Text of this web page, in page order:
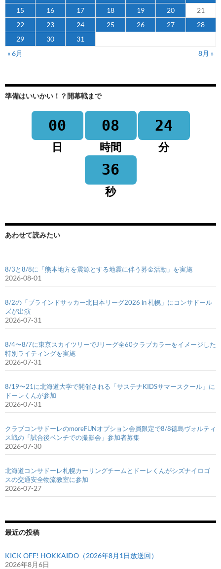
15
16 17 18 19 20
21
22
23 24 25 26 27
28
29
30
31
« 6月
8月 »
準備はいいかい！？開幕戦まで
00
日
08
時間
24
分
36
秒
あわせて読みたい
8/3と8/8に「熊本地方を震源とする地震に伴う募金活動」を実施
2026-08-01
8/2の「ブラインドサッカー北日本リーグ2026 in 札幌」にコンサドール
ズが出演
2026-07-31
8/4〜8/7に東京スカイツリーでJリーグ全60クラブカラーをイメージした
特別ライティングを実施
2026-07-31
8/19〜21に北海道大学で開催される「サステナKIDSサマースクール」に
ドーレくんが参加
2026-07-31
クラブコンサドーレのmoreFUNオプション会員限定で8/8徳島ヴォルティ
ス戦の「試合後ベンチでの撮影会」参加者募集
2026-07-30
北海道コンサドーレ札幌カーリングチームとドーレくんがシズナイロゴ
スの交通安全物流教室に参加
2026-07-27
最近の投稿
KICK OFF! HOKKAIDO（2026年8月1日放送回）
2026年8月6日